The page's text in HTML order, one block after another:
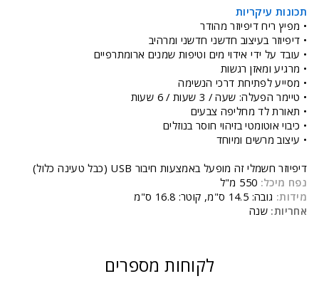
תכונות עיקריות
• מפיץ ריח דיפיוזר מהודר
• דיפיוזר בעיצוב חדשני חדשני ומרהיב
• עובד על ידי אידוי מים וטיפות שמנים ארומתרפיים
• מרגיע ומאזן רגשות
• מסייע לפתיחת דרכי הנשימה
• טיימר הפעלה: שעה / 3 שעות / 6 שעות
• תאורת לד מחליפה צבעים
• כיבוי אוטומטי בזיהוי חוסר בנוזלים
• עיצוב מרשים ומיוחד
דיפיוזר חשמלי זה מופעל באמצעות חיבור USB (כבל טעינה כלול)
נפח מיכל:
מידות: גובה: 14.5 ס"מ, קוטר: 16.8 ס"מ
אחריות: שנה
לקוחות מספרים